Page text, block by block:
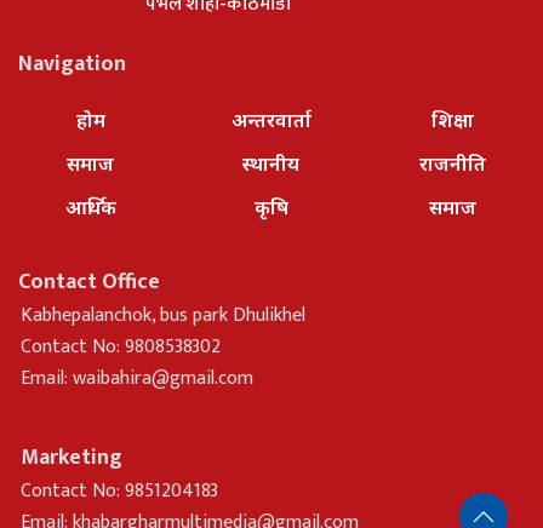
Navigation
होम
समाज
आर्थिक
अन्तरवार्ता
स्थानीय
कृषि
शिक्षा
राजनीति
समाज
Contact Office
Kabhepalanchok, bus park Dhulikhel
Contact No: 9808538302
Email:waibahira@gmail.com
Marketing
Contact No: 9851204183